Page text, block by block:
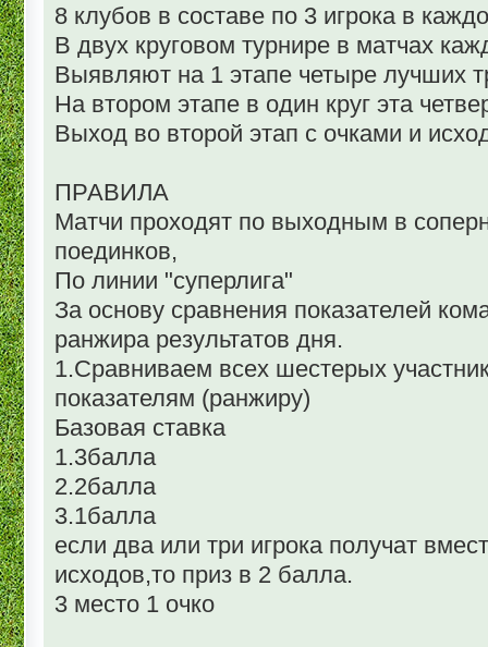
8 клубов в составе по 3 игрока в
В двух круговом турнире в матчах
Выявляют на 1 этапе четыре лучших
На втором этапе в один круг эта
Выход во второй этап с очками и
ПРАВИЛА
Матчи проходят по выходным в
поединков,
По линии "суперлига"
За основу сравнения показателей
ранжира результатов дня.
1.Сравниваем всех шестерых
показателям (ранжиру)
Базовая ставка
1.3балла
2.2балла
3.1балла
если два или три игрока получат
исходов,то приз в 2 балла.
3 место 1 очко